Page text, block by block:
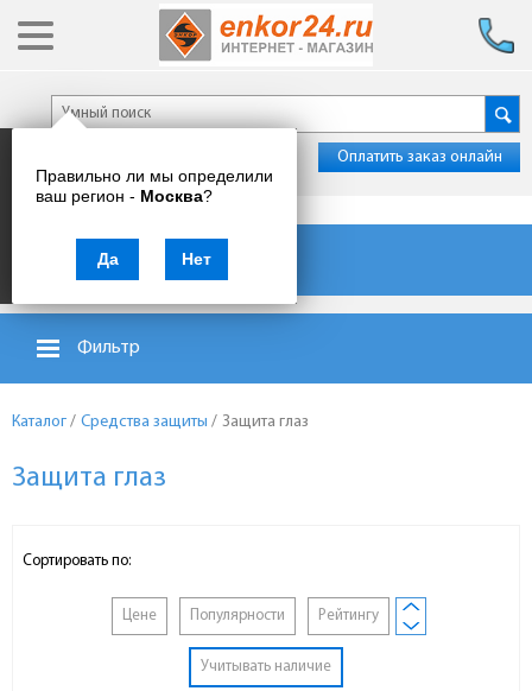
Правильно ли мы определили
ваш регион - Москва?
Да Нет
Оплатить заказ онлайн
Каталог товаров
Фильтр
Каталог / Средства защиты / Защита глаз
Защита глаз
Сортировать по:
Цене Популярности Рейтингу
Учитывать наличие